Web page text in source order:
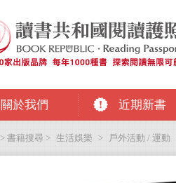
關於我們 近期新書
> 書籍搜尋 > 生活娛樂 > 戶外活動 / 運動